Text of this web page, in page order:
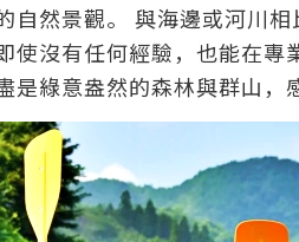
自然景觀。 與海邊或河川
使沒有任何經驗，也能在
是綠意盎然的森林與群山，